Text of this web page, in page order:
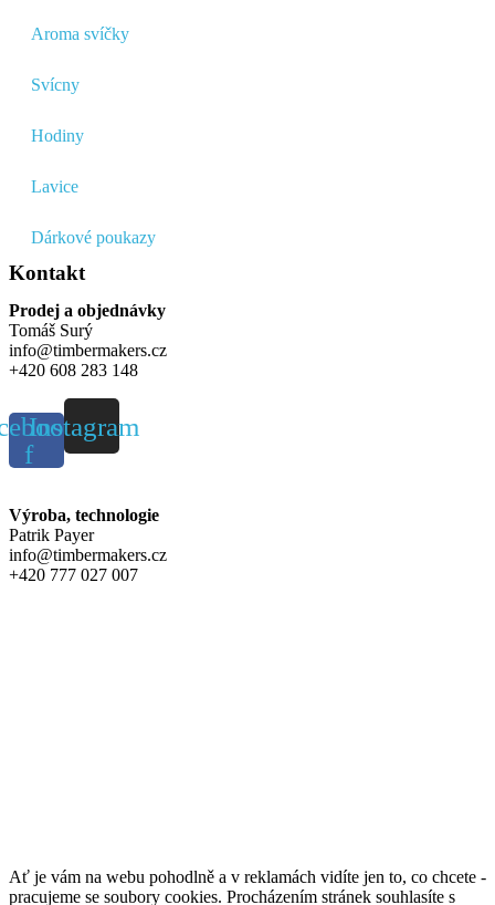
Aroma svíčky
Svícny
Hodiny
Lavice
Dárkové poukazy
Kontakt
Prodej a objednávky
Tomáš Surý
info@timbermakers.cz
+420 608 283 148
f
Instagram
Výroba, technologie
Patrik Payer
info@timbermakers.cz
+420 777 027 007
Ať je vám na webu pohodlně a v reklamách vidíte jen to, co chcete -
pracujeme se soubory cookies. Procházením stránek souhlasíte s